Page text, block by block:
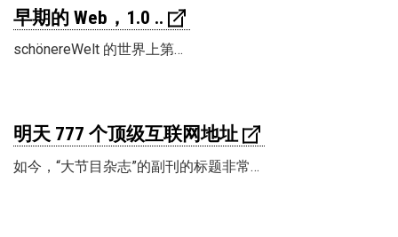
早期的 Web，1.0 ..
schönereWelt 的世界上第…
明天 777 个顶级互联网地址
如今，“大节目杂志”的副刊的标题非常…